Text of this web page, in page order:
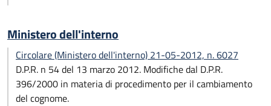
Ministero dell'interno
Circolare (Ministero dell'interno) 21-05-2012, n. 6027
D.P.R. n 54 del 13 marzo 2012. Modifiche dal D.P.R.
396/2000 in materia di procedimento per il cambiamento
del cognome.